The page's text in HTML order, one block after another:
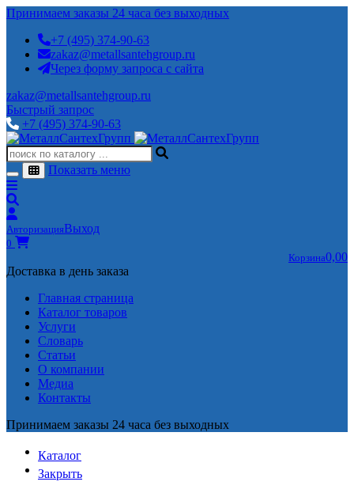
Принимаем заказы 24 часа без выходных
+7 (495) 374-90-63
zakaz@metallsantehgroup.ru
Через форму запроса с сайта
zakaz@metallsantehgroup.ru
Быстрый запрос
+7 (495) 374-90-63
Показать меню
АвторизацияВыход
0
Корзина0,00
Доставка в день заказа
Главная страница
Каталог товаров
Услуги
Словарь
Статьи
О компании
Медиа
Контакты
Принимаем заказы 24 часа без выходных
Каталог
Закрыть